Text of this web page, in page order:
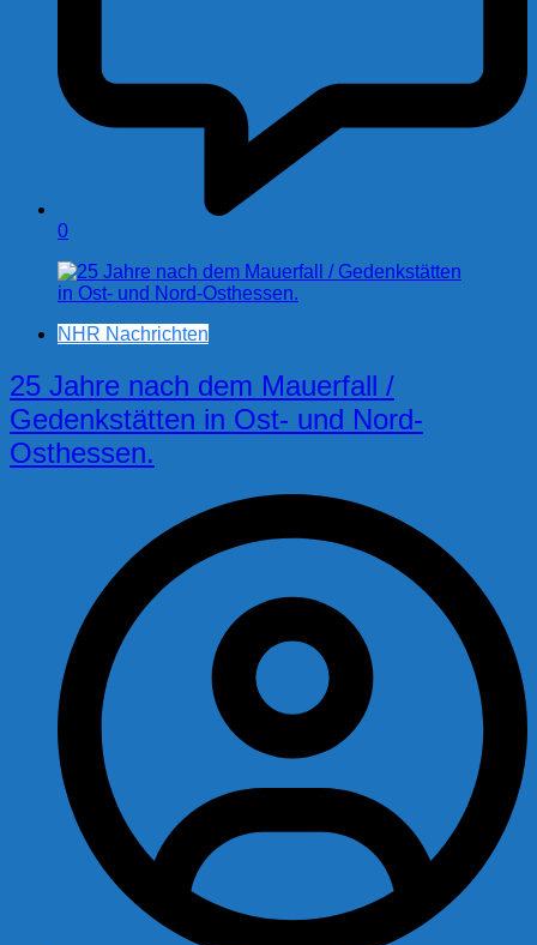
0
NHR Nachrichten
25 Jahre nach dem Mauerfall /
Gedenkstätten in Ost- und Nord-
Osthessen.